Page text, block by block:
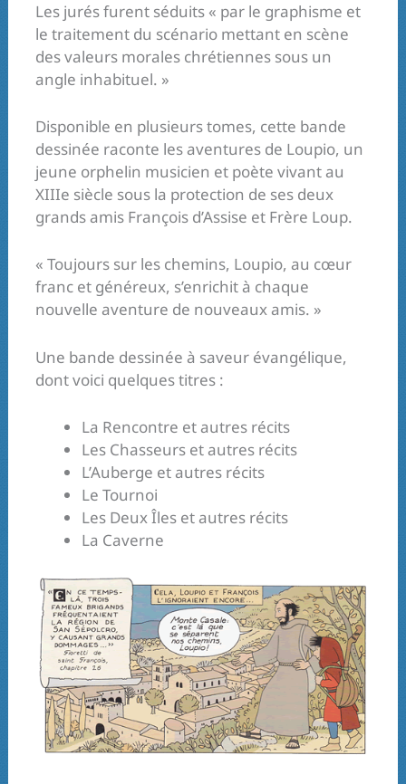
Les jurés furent séduits « par le graphisme et
le traitement du scénario mettant en scène
des valeurs morales chrétiennes sous un
angle inhabituel. »
Disponible en plusieurs tomes, cette bande
dessinée raconte les aventures de Loupio, un
jeune orphelin musicien et poète vivant au
XIIIe siècle sous la protection de ses deux
grands amis François d’Assise et Frère Loup.
« Toujours sur les chemins, Loupio, au cœur
franc et généreux, s’enrichit à chaque
nouvelle aventure de nouveaux amis. »
Une bande dessinée à saveur évangélique,
dont voici quelques titres :
La Rencontre et autres récits
Les Chasseurs et autres récits
L’Auberge et autres récits
Le Tournoi
Les Deux Îles et autres récits
La Caverne